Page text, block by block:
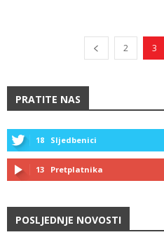
2 3
PRATITE NAS
18 Sljedbenici
13 Pretplatnika
POSLJEDNJE NOVOSTI